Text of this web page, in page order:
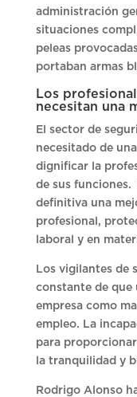
administración
situaciones
peleas
portaban armas
Los
necesitan una
El sector de
necesitado de
dignificar la
de sus funciones.
definitiva una
profesional,
laboral y en
Los vigilantes de
constante de que
empresa como
empleo. La
para
la tranquilidad y
Rodrigo Alonso